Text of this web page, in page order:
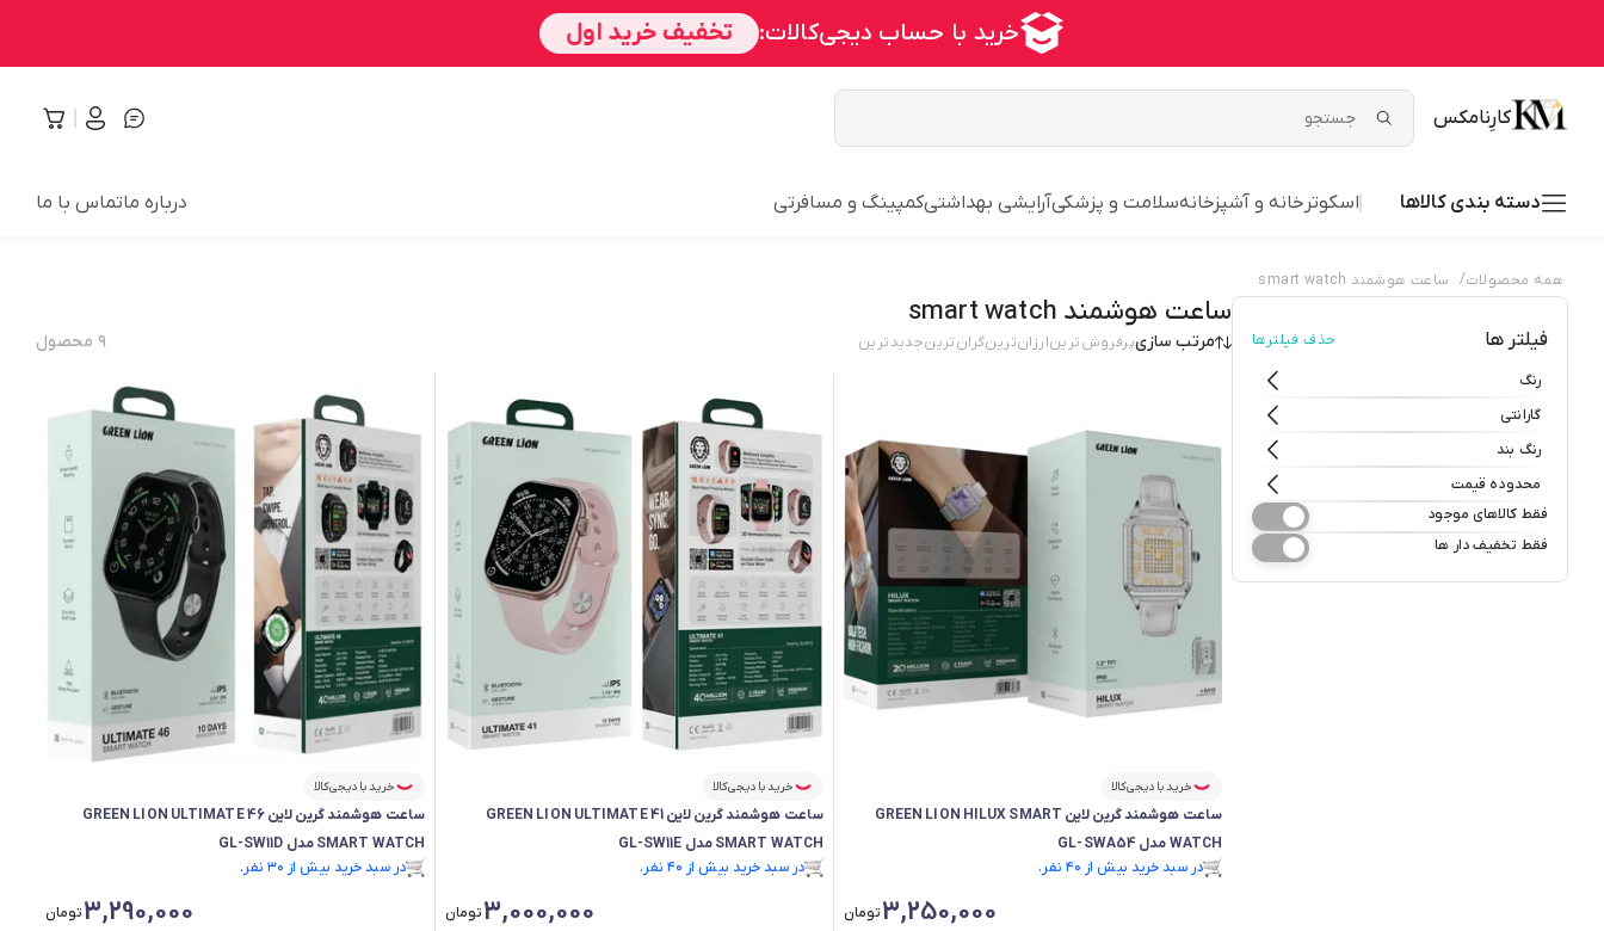
کارِنامکس
دسته بندی کالاها اسکوتر خانه و آشپزخانهسلامت و پزشکیآرایشی بهداشتیکمپینگ و مسافرتی درباره ماتماس با ما
همه محصولات/ ساعت هوشمند smart watch
فیلتر ها حذف فیلترها
رنگ
گارانتی
رنگ بند
محدوده قیمت
فقط کالاهای موجود
فقط تخفیف دار ها
ساعت هوشمند smart watch
مرتب سازیپرفروش‌ترینارزان‌ترینگران‌ترینجدید‌ترین ۹ محصول
خرید با دیجی‌کالا
ساعت هوشمند گرین لاین GREEN LION HILUX SMART
WATCH مدل GL-SWA54
فقط ۲ عدد در انبار موجود است.
در سبد خرید بیش از ۴۰ نفر.
3,250,000تومان
خرید با دیجی‌کالا
ساعت هوشمند گرین لاین GREEN LION ULTIMATE 41
SMART WATCH مدل GL-SW11E
فقط ۱ عدد در انبار موجود است.
در سبد خرید بیش از ۴۰ نفر.
3,000,000تومان
خرید با دیجی‌کالا
ساعت هوشمند گرین لاین GREEN LION ULTIMATE 46
SMART WATCH مدل GL-SW11D
فقط ۱ عدد در انبار موجود است.
در سبد خرید بیش از ۳۰ نفر.
3,290,000تومان